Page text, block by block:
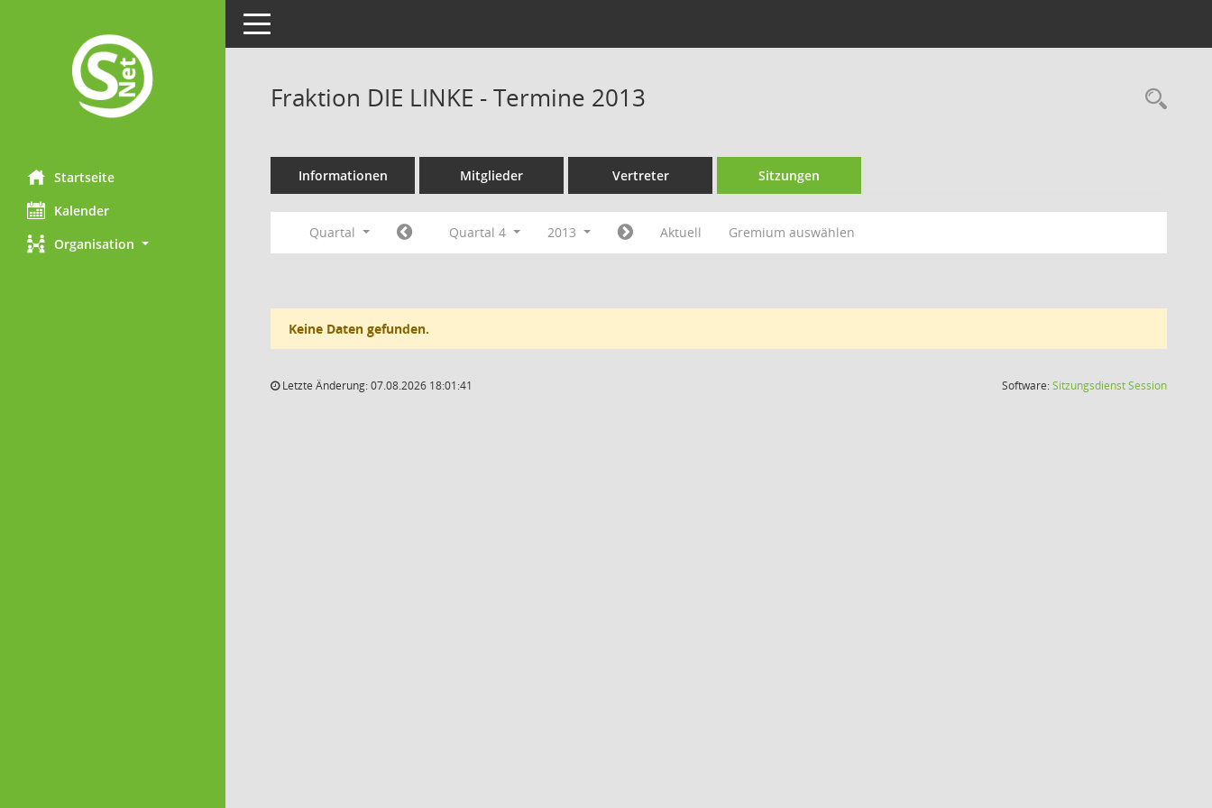
Startseite
Kalender
Organisation
Toggle navigation
Fraktion DIE LINKE - Termine 2013
Informationen Mitglieder Vertreter Sitzungen
Quartal Quartal 4 2013 Aktuell Gremium auswählen
Keine Daten gefunden.
Letzte Änderung: 07.08.2026 18:01:41 Software:SitzungsdienstSession(Wird in